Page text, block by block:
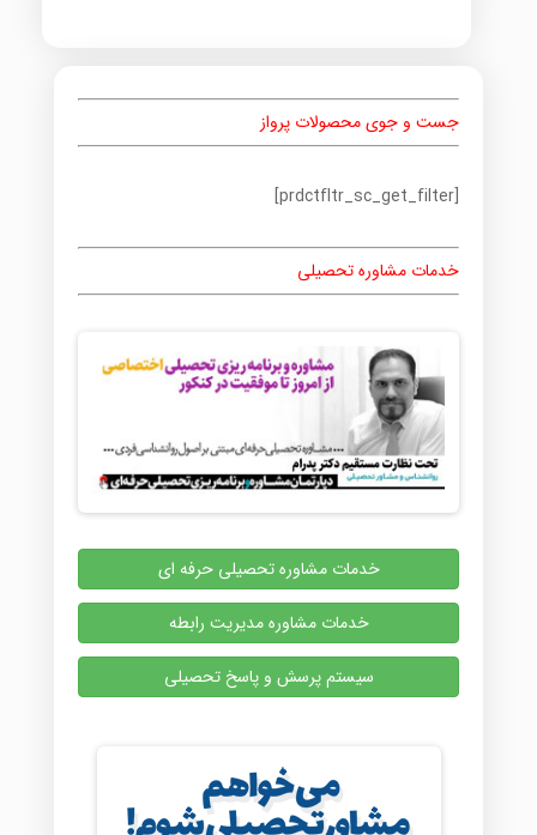
جست و جوی محصولات پرواز
[prdctfltr_sc_get_filter]
خدمات مشاوره تحصیلی
خدمات مشاوره تحصیلی حرفه ای
خدمات مشاوره مدیریت رابطه
سیستم پرسش و پاسخ تحصیلی